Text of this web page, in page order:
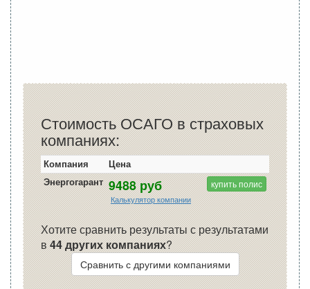
Стоимость ОСАГО в страховых
компаниях:
Компания
Цена
Энергогарант 9488 руб
Калькулятор компании
купить полис
Хотите сравнить результаты с результатами
в44 других компаниях?
Сравнить с другими компаниями